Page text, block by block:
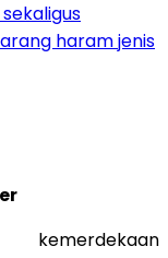
haram jenis